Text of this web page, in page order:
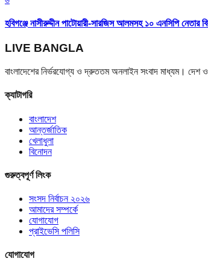
হবিগঞ্জে নাসীরুদ্দীন পাটোয়ারী-সারজিস আলমসহ ১০ এনসিপি নেতার
LIVE BANGLA
বাংলাদেশের নির্ভরযোগ্য ও দ্রুততম অনলাইন সংবাদ মাধ্যম। দেশ
ক্যাটাগরি
বাংলাদেশ
আন্তর্জাতিক
খেলাধুলা
বিনোদন
গুরুত্বপূর্ণ লিংক
সংসদ নির্বাচন ২০২৬
আমাদের সম্পর্কে
যোগাযোগ
প্রাইভেসি পলিসি
যোগাযোগ